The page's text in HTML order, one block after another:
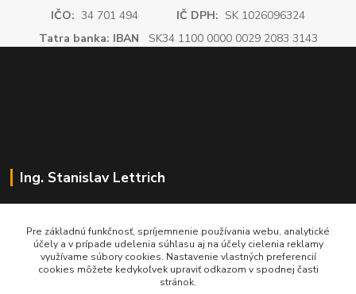
IČO: 34 701 494 IČ DPH: SK 1026096324
Tatra banka: IBAN SK34 1100 0000 0029 2083 3143
Ing. Stanislav Lettrich
+421 905 545 198
NONSTOP
Pre základnú funkčnosť, spríjemnenie používania webu, analytické
účely a v prípade udelenia súhlasu aj na účely cielenia reklamy
využívame súbory cookies. Nastavenie vlastných preferencií
cookies môžete kedykoľvek upraviť odkazom v spodnej časti
stránok.